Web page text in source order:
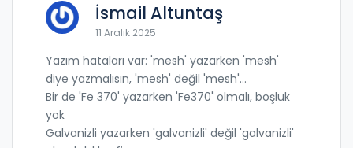
İsmail Altuntaş
11 Aralık 2025
Yazım hataları var: 'mesh' yazarken 'mesh'
diye yazmalısın, 'mesh' değil 'mesh'...
Bir de 'Fe 370' yazarken 'Fe370' olmalı, boşluk
yok
Galvanizli yazarken 'galvanizli' değil 'galvanizli'